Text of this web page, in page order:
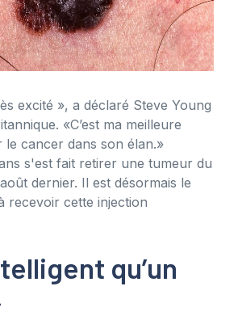
excité », a déclaré Steve Young
«C’est ma meilleure
le cancer dans son élan.»
s'est fait retirer une tumeur du
dernier. Il est désormais le
recevoir cette injection
qu’un